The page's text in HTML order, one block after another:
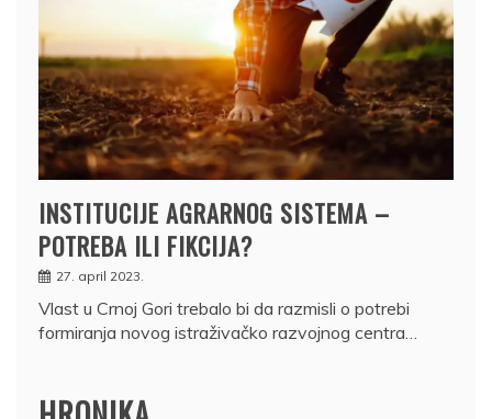
INSTITUCIJE AGRARNOG SISTEMA –
POTREBA ILI FIKCIJA?
27. april 2023.
Vlast u Crnoj Gori trebalo bi da razmisli o potrebi
formiranja novog istraživačko razvojnog centra…